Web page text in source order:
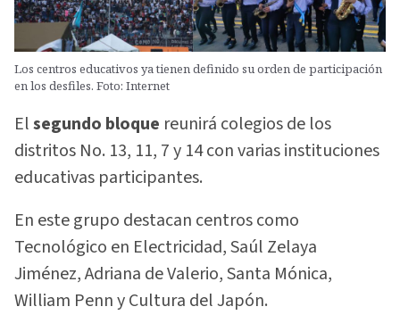
Los centros educativos ya tienen definido su orden de participación
en los desfiles. Foto: Internet
Elsegundo bloque reunirá colegios de los
distritos No. 13, 11, 7 y 14 con varias instituciones
educativas participantes.
En este grupo destacan centros como
Tecnológico en Electricidad, Saúl Zelaya
Jiménez, Adriana de Valerio, Santa Mónica,
William Penn y Cultura del Japón.